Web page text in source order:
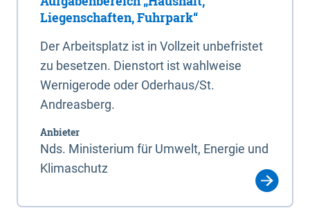
Liegenschaften, Fuhrpark“
Der Arbeitsplatz ist in Vollzeit unbefristet
zu besetzen. Dienstort ist wahlweise
Wernigerode oder Oderhaus/St.
Andreasberg.
Anbieter
Nds. Ministerium für Umwelt, Energie und
Klimaschutz